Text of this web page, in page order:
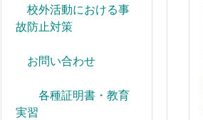
校外活動における事
故防止対策
お問い合わせ
各種証明書・教育
実習